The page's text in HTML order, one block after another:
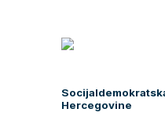
Hercegovine